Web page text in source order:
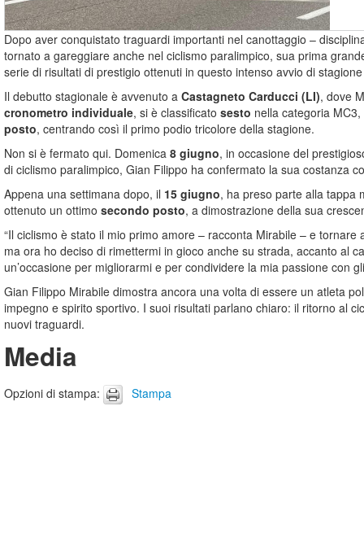
Dopo aver conquistato traguardi importanti nel canottaggio –
tornato a gareggiare anche nel ciclismo paralimpico, sua prima
serie di risultati di prestigio ottenuti in questo intenso avvio di
Il debutto stagionale è avvenuto a Castagneto Carducci (LI), dove
cronometro individuale, si è classificato sesto nella categoria
posto, centrando così il primo podio tricolore della stagione.
Non si è fermato qui. Domenica 8 giugno, in occasione del
di ciclismo paralimpico, Gian Filippo ha confermato la sua costanza
Appena una settimana dopo, il 15 giugno, ha preso parte alla tappa
ottenuto un ottimo secondo posto, a dimostrazione della sua
“Il ciclismo è stato il mio primo amore – racconta Mirabile – e
ma ora ho deciso di rimettermi in gioco anche su strada, accanto al
un’occasione per migliorarmi e per condividere la mia passione con
Gian Filippo Mirabile dimostra ancora una volta di essere un atleta
impegno e spirito sportivo. I suoi risultati parlano chiaro: il ritorno al
nuovi traguardi.
Media
Opzioni di stampa: Stampa